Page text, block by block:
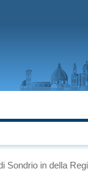
Sondrio in della